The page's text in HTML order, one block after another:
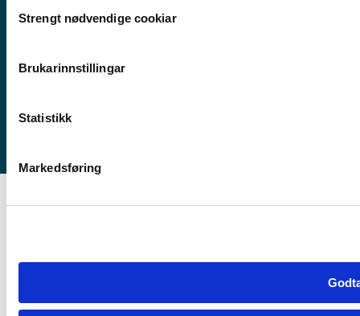
Selection
Strengt nødvendige cookiar
Brukarinnstillingar
Statistikk
Markedsføring
Sogndal
Stord